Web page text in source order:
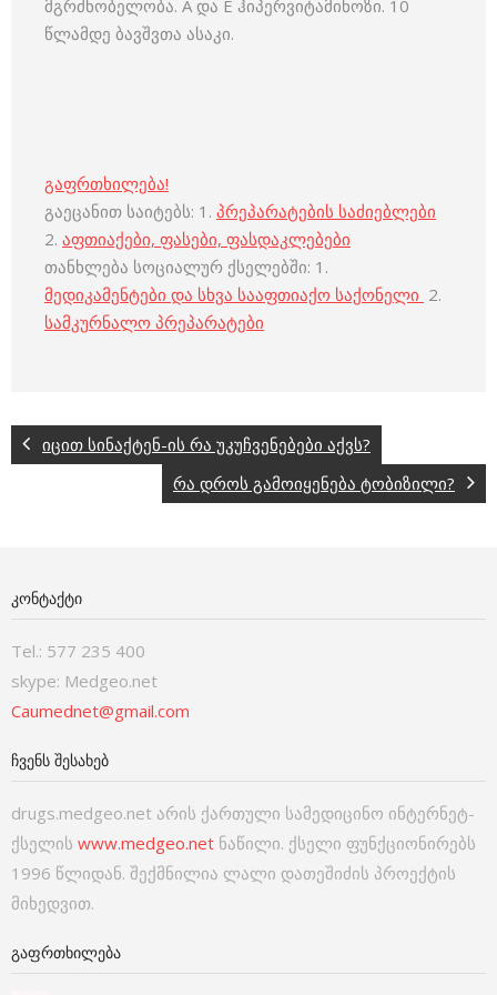
მგრძნობელობა. A და E ჰიპერვიტამინოზი. 10
წლამდე ბავშვთა ასაკი.
გაფრთხილება!
გაეცანით საიტებს: 1. პრეპარატების საძიებლები
2. აფთიაქები, ფასები, ფასდაკლებები
თანხლება სოციალურ ქსელებში: 1.
მედიკამენტები და სხვა სააფთიაქო საქონელი 2.
სამკურნალო პრეპარატები
იცით სინაქტენ-ის რა უკუჩვენებები აქვს?
რა დროს გამოიყენება ტობიზილი?
ᲙᲝᲜᲢᲐᲥᲢᲘ
Tel.: 577 235 400
skype: Medgeo.net
Caumednet@gmail.com
ᲩᲕᲔᲜᲡ ᲨᲔᲡᲐᲮᲔᲑ
drugs.medgeo.net არის ქართული სამედიცინო ინტერნეტ-
ქსელის www.medgeo.net ნაწილი. ქსელი ფუნქციონირებს
1996 წლიდან. შექმნილია ლალი დათეშიძის პროექტის
მიხედვით.
ᲒᲐᲤᲠᲗᲮᲘᲚᲔᲑᲐ